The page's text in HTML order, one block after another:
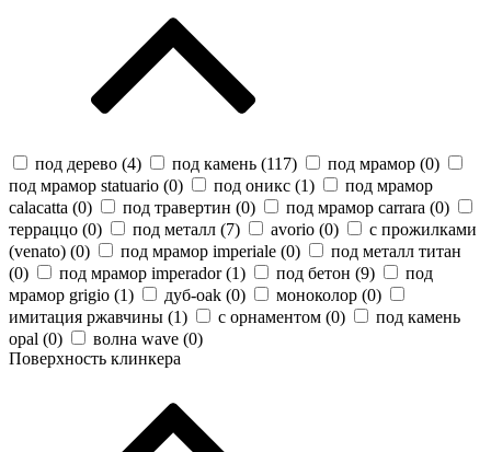
под дерево (4) под камень (117) под мрамор (0)
под мрамор statuario (0) под оникс (1)
под мрамор
calacatta (0) под травертин (0) под мрамор carrara (0)
терраццо (0) под металл (7) avorio (0)
с прожилками
(venato) (0) под мрамор imperiale (0)
под металл титан
(0) под мрамор imperador (1) под бетон (9)
под
мрамор grigio (1) дуб-oak (0) моноколор (0)
имитация ржавчины (1) с орнаментом (0)
под камень
opal (0) волна wave (0)
Поверхность клинкера